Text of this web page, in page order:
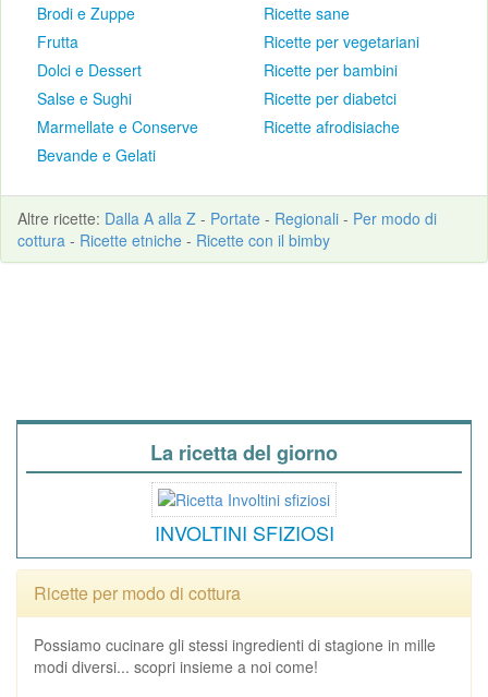
Brodi e Zuppe
Frutta
Dolci e Dessert
Salse e Sughi
Marmellate e Conserve
Bevande e Gelati
Ricette sane
Ricette per vegetariani
Ricette per bambini
Ricette per diabetci
Ricette afrodisiache
Altre ricette: Dalla A alla Z - Portate - Regionali - Per modo di
cottura - Ricette etniche - Ricette con il bimby
La ricetta del giorno
INVOLTINI SFIZIOSI
Ricette per modo di cottura
Possiamo cucinare gli stessi ingredienti di stagione in mille
modi diversi... scopri insieme a noi come!